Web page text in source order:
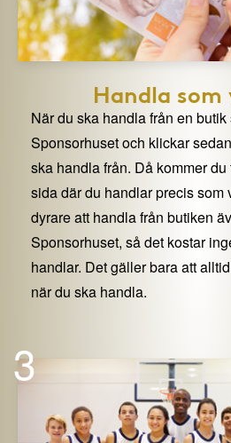
Handla
När du ska handla från en
Sponsorhuset och klickar
ska handla från. Då kommer
sida där du handlar precis som
dyrare att handla från butiken
Sponsorhuset, så det kostar
handlar. Det gäller bara att
när du ska handla.
3